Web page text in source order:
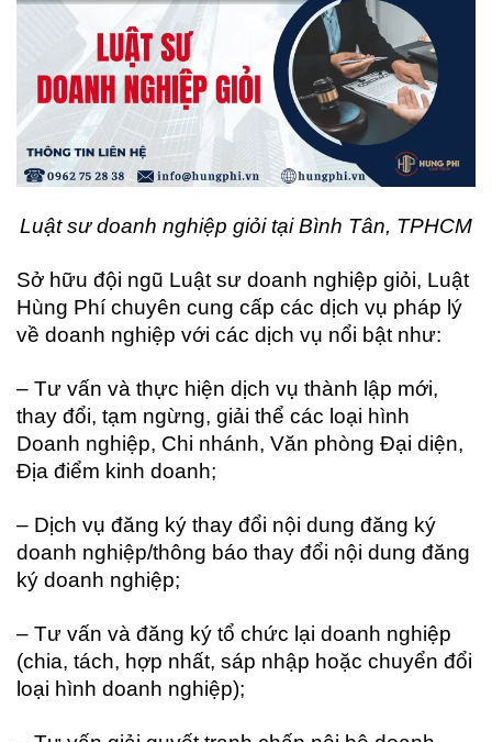
Luật sư doanh nghiệp giỏi tại Bình Tân, TPHCM
Sở hữu đội ngũ Luật sư doanh nghiệp giỏi, Luật
Hùng Phí chuyên cung cấp các dịch vụ pháp lý
về doanh nghiệp với các dịch vụ nổi bật như:
– Tư vấn và thực hiện dịch vụ thành lập mới,
thay đổi, tạm ngừng, giải thể các loại hình
Doanh nghiệp, Chi nhánh, Văn phòng Đại diện,
Địa điểm kinh doanh;
– Dịch vụ đăng ký thay đổi nội dung đăng ký
doanh nghiệp/thông báo thay đổi nội dung đăng
ký doanh nghiệp;
– Tư vấn và đăng ký tổ chức lại doanh nghiệp
(chia, tách, hợp nhất, sáp nhập hoặc chuyển đổi
loại hình doanh nghiệp);